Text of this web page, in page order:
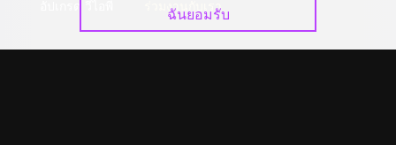
ร่วมงานกับเรา
ฉันยอมรับ